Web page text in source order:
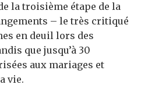
la troisième étape de la
– le très critiqué
en deuil lors des
que jusqu’à 30
aux mariages et
vie.